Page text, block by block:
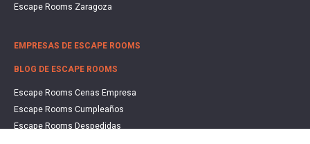
Escape Rooms Zaragoza
EMPRESAS DE ESCAPE ROOMS
BLOG DE ESCAPE ROOMS
Escape Rooms Cenas Empresa
Escape Rooms Cumpleaños
Escape Rooms Despedidas